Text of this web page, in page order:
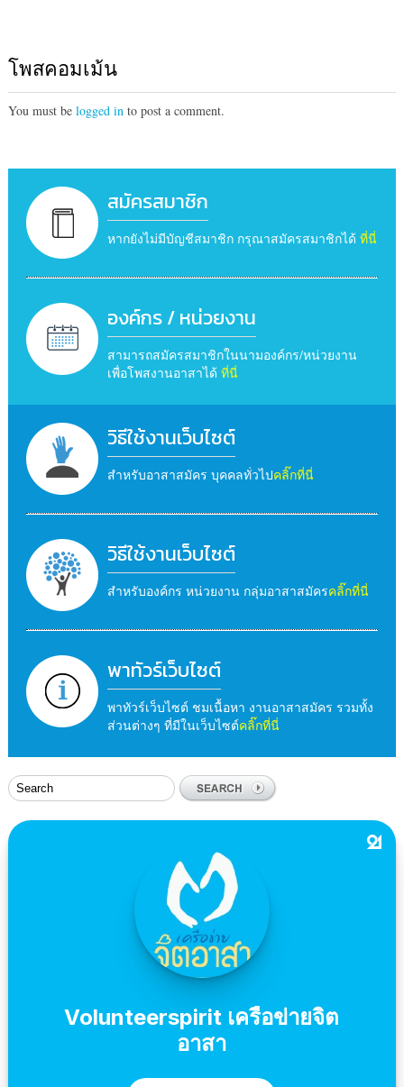
โพสคอมเม้น
You must be logged into post a comment.
สมัครสมาชิก
หากยังไม่มีบัญชีสมาชิก กรุณาสมัครสมาชิกได้ ที่นี่
องค์กร / หน่วยงาน
สามารถสมัครสมาชิกในนามองค์กร/หน่วยงาน
เพื่อโพสงานอาสาได้ ที่นี่
วิธีใช้งานเว็บไซต์
สำหรับอาสาสมัคร บุคคลทั่วไปคลิ๊กที่นี่
วิธีใช้งานเว็บไซต์
สำหรับองค์กร หน่วยงาน กลุ่มอาสาสมัครคลิ๊กที่นี่
พาทัวร์เว็บไซต์
พาทัวร์เว็บไซต์ ชมเนื้อหา งานอาสาสมัคร รวมทั้ง
ส่วนต่างๆ ที่มีในเว็บไซต์คลิ๊กที่นี่